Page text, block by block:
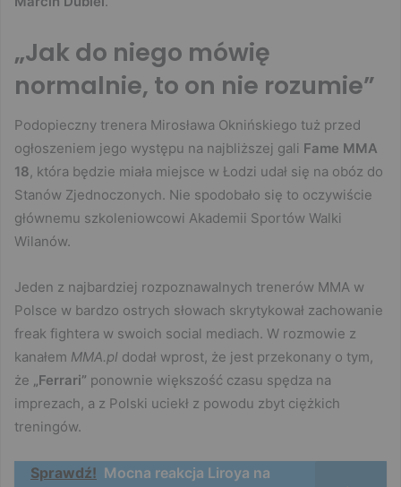
„Jak do niego mówię
normalnie, to on nie rozumie”
Podopieczny trenera Mirosława Oknińskiego tuż przed
ogłoszeniem jego występu na najbliższej gali Fame MMA
18, która będzie miała miejsce w Łodzi udał się na obóz do
Stanów Zjednoczonych. Nie spodobało się to oczywiście
głównemu szkoleniowcowi Akademii Sportów Walki
Wilanów.
Jeden z najbardziej rozpoznawalnych trenerów MMA w
Polsce w bardzo ostrych słowach skrytykował zachowanie
freak fightera w swoich social mediach. W rozmowie z
kanałem MMA.pl dodał wprost, że jest przekonany o tym,
że „Ferrari” ponownie większość czasu spędza na
imprezach, a z Polski uciekł z powodu zbyt ciężkich
treningów.
Sprawdź! Mocna reakcja Liroya na